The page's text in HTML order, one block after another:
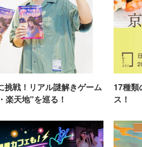
挑戦！リアル謎解きゲーム
楽天地"を巡る！
17種類
ス！